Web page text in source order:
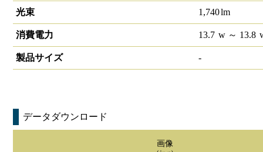
光束 1,740lm
消費電力 13.7 w～ 13.8
製品サイズ -
データダウンロード
画像